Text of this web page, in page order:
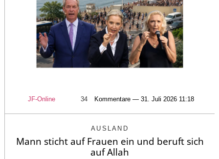
JF-Online 34 Kommentare — 31. Juli 2026 11:18
AUSLAND
Mann sticht auf Frauen ein und beruft sich
auf Allah